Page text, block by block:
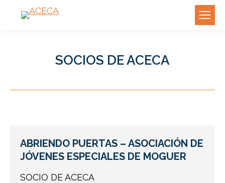
SOCIOS DE ACECA
ABRIENDO PUERTAS – ASOCIACIÓN DE
JÓVENES ESPECIALES DE MOGUER
SOCIO DE ACECA